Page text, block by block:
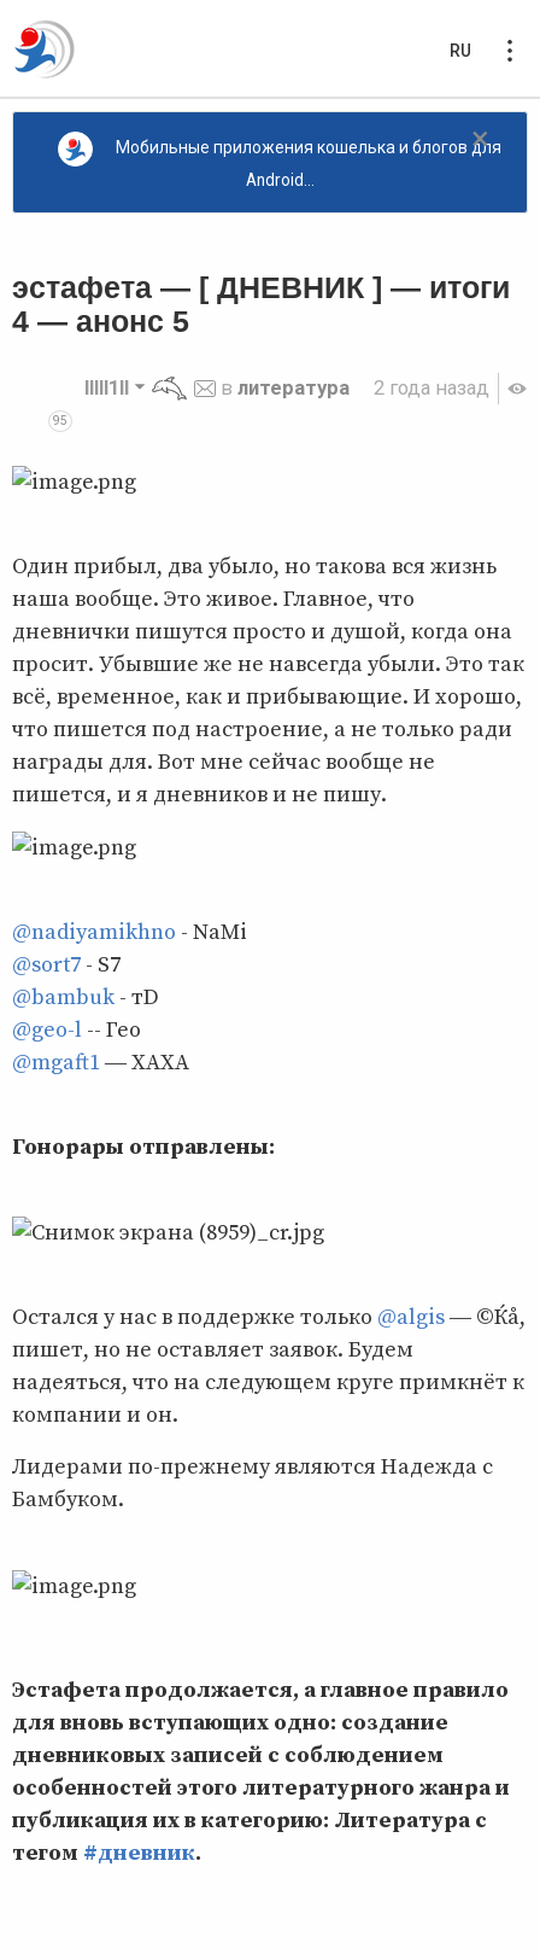
RU
×
Мобильные приложения кошелька и блогов для
Android...
эстафета ― [ ДНЕВНИК ] ― итоги
4 ― анонс 5
2 года назад
95
lllll1ll в литература
Один прибыл, два убыло, но такова вся жизнь
наша вообще. Это живое. Главное, что
дневнички пишутся просто и душой, когда она
просит. Убывшие же не навсегда убыли. Это так
всё, временное, как и прибывающие. И хорошо,
что пишется под настроение, а не только ради
награды для. Вот мне сейчас вообще не
пишется, и я дневников и не пишу.
@nadiyamikhno - NaMi
@sort7 - S7
@bambuk - тD
@geo-l -- Гео
@mgaft1― ХАХА
Гонорары отправлены:
Остался у нас в поддержке только @algis― ©Ќå,
пишет, но не оставляет заявок. Будем
надеяться, что на следующем круге примкнёт к
компании и он.
Лидерами по-прежнему являются Надежда с
Бамбуком.
Эстафета продолжается, а главное правило
для вновь вступающих одно: создание
дневниковых записей с соблюдением
особенностей этого литературного жанра и
публикация их в категорию: Литература с
тегом #дневник.